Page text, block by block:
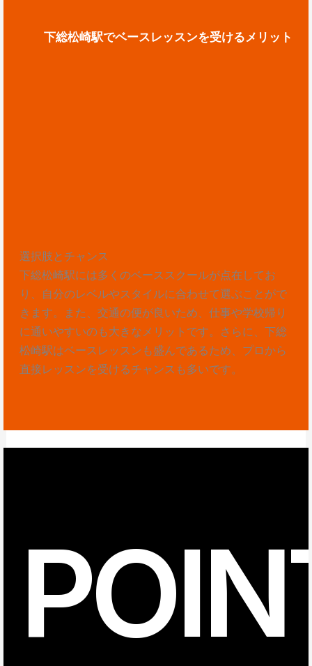
下総松崎駅でベースレッスンを受けるメリット
選択肢とチャンス
下総松崎駅には多くのベーススクールが点在してお
り、自分のレベルやスタイルに合わせて選ぶことがで
きます。また、交通の便が良いため、仕事や学校帰り
に通いやすいのも大きなメリットです。さらに、下総
松崎駅はベースレッスンも盛んであるため、プロから
直接レッスンを受けるチャンスも多いです。